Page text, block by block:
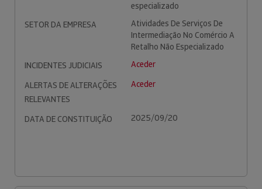
especializado
SETOR DA EMPRESA
Atividades De Serviços De
Intermediação No Comércio A
Retalho Não Especializado
INCIDENTES JUDICIAIS
Aceder
ALERTAS DE ALTERAÇÕES
RELEVANTES
Aceder
DATA DE CONSTITUIÇÃO 2025/09/20